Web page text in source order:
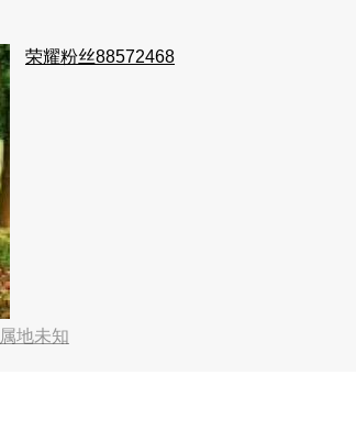
荣耀粉丝88572468
属地未知